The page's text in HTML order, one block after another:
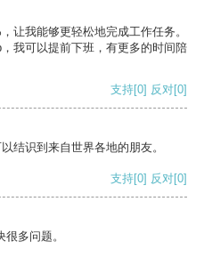
让我能够更轻松地完成工作任务。
我可以提前下班，有更多的时间陪
支持[0] 反对[0]
结识到来自世界各地的朋友。
支持[0] 反对[0]
多问题。